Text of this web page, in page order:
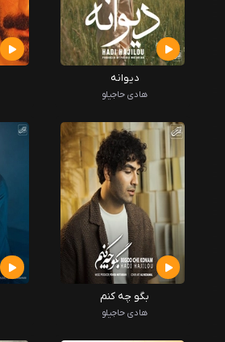
دیوانه
هادی حاجیلو
بگو چه کنم
هادی حاجیلو